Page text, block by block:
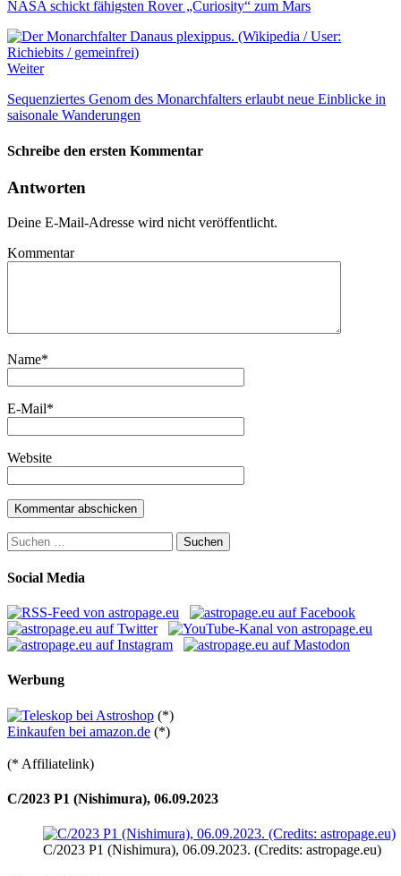
NASA schickt fähigsten Rover „Curiosity“ zum Mars
Weiter
Sequenziertes Genom des Monarchfalters erlaubt neue Einblicke in
saisonale Wanderungen
Schreibe den ersten Kommentar
Antworten
Deine E-Mail-Adresse wird nicht veröffentlicht.
Kommentar
Name*
E-Mail*
Website
Suchen
nach:
Social Media
Werbung
(*)
Einkaufen bei amazon.de (*)
(* Affiliatelink)
C/2023 P1 (Nishimura), 06.09.2023
C/2023 P1 (Nishimura), 06.09.2023. (Credits: astropage.eu)